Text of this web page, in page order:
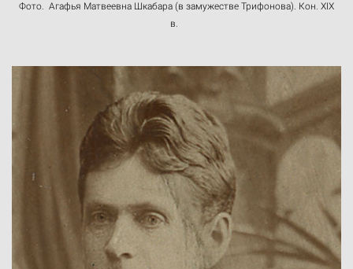
Фото. Агафья Матвеевна Шкабара (в замужестве Трифонова). Кон. XIX
в.